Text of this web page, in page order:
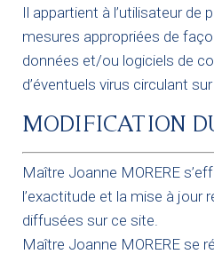
Il appartient à l’utilisateur de
mesures appropriées de
données et/ou logiciels de
d’éventuels virus circulant
MODIFICATION
Maître Joanne MORERE
l’exactitude et la mise à jour
diffusées sur ce site.
Maître Joanne MORERE se